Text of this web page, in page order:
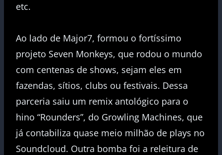
etc.
Ao lado de Major7, formou o fortíssimo
projeto Seven Monkeys, que rodou o mundo
com centenas de shows, sejam eles em
fazendas, sítios, clubs ou festivais. Dessa
parceria saiu um remix antológico para o
hino “Rounders”, do Growling Machines, que
já contabiliza quase meio milhão de plays no
Soundcloud. Outra bomba foi a releitura de